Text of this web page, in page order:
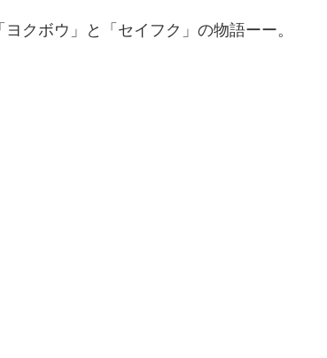
クボウ」と「セイフク」の物語ーー。